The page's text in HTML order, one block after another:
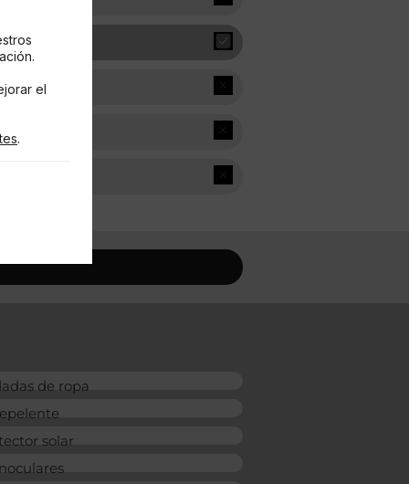
de ropa
solar
el
.
RGPD